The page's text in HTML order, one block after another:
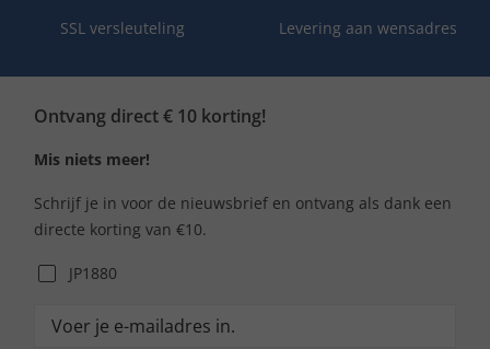
SSL versleuteling Levering aan wensadres
Ontvang direct € 10 korting!
Mis niets meer!
Schrijf je in voor de nieuwsbrief en ontvang als dank een
directe korting van €10.
JP1880